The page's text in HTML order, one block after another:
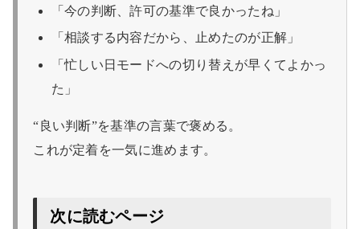
「今の判断、許可の基準で良かったね」
「相談する内容だから、止めたのが正解」
「忙しい日モードへの切り替えが早くてよかっ
た」
“良い判断”を基準の言葉で褒める。
これが定着を一気に進めます。
次に読むページ